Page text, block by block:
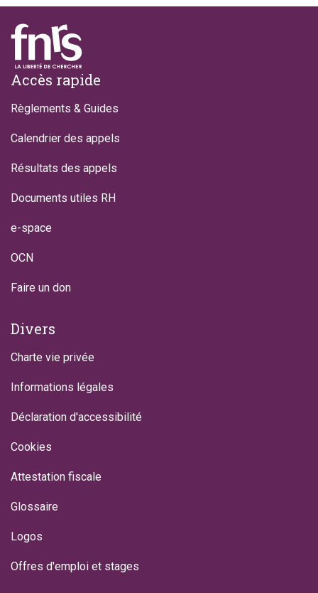
Footer
Accès rapide
Règlements & Guides
Calendrier des appels
Résultats des appels
Documents utiles RH
e-space
OCN
Faire un don
Divers
Charte vie privée
Informations légales
Déclaration d'accessibilité
Cookies
Attestation fiscale
Glossaire
Logos
Offres d'emploi et stages